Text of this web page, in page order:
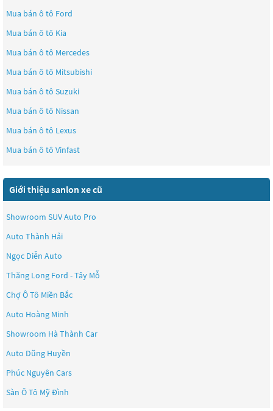
Mua bán ô tô Ford
Mua bán ô tô Kia
Mua bán ô tô Mercedes
Mua bán ô tô Mitsubishi
Mua bán ô tô Suzuki
Mua bán ô tô Nissan
Mua bán ô tô Lexus
Mua bán ô tô Vinfast
Giới thiệu sanlon xe cũ
Showroom SUV Auto Pro
Auto Thành Hải
Ngọc Diễn Auto
Thăng Long Ford - Tây Mỗ
Chợ Ô Tô Miền Bắc
Auto Hoàng Minh
Showroom Hà Thành Car
Auto Dũng Huyền
Phúc Nguyên Cars
Sàn Ô Tô Mỹ Đình